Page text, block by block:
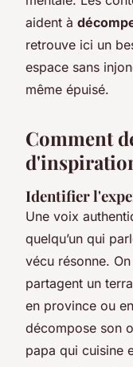
aident à
retrouve ici un
espace sans
même épuisé.
Comment
Identifier
Une voix
quelqu’un qui
vécu résonne.
partagent un
en province ou
décompose son
papa qui cuisine